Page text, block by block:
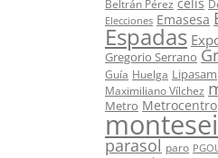
Beltrán Pérez
Elecciones Emasesa
Espadas
Gregorio Serrano
Guía Huelga Lipasam
Maximiliano Vílchez
Metro Metrocentro
parasol paro